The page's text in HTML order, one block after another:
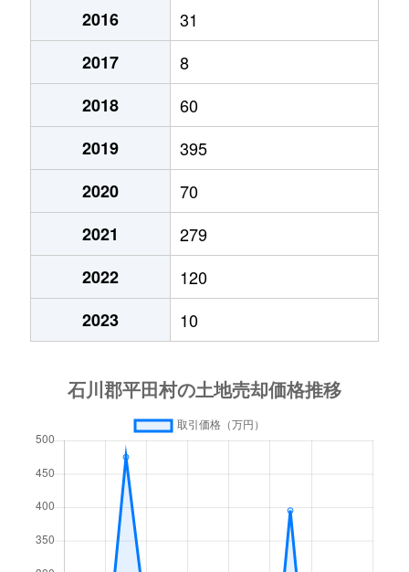
2016
31
2017
8
2018
60
2019
395
2020
70
2021
279
2022
120
2023
10